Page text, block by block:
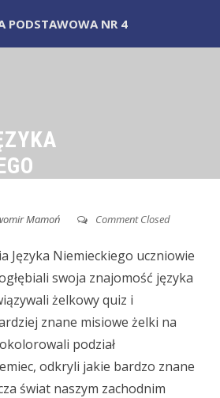
Mamoń Comment Closed
Języka Niemieckiego uczniowie
swoja znajomość języka
żelkowy quiz i
znane misiowe żelki na
podział
odkryli jakie bardzo znane
świat naszym zachodnim
PODSTAWOWA NR 4